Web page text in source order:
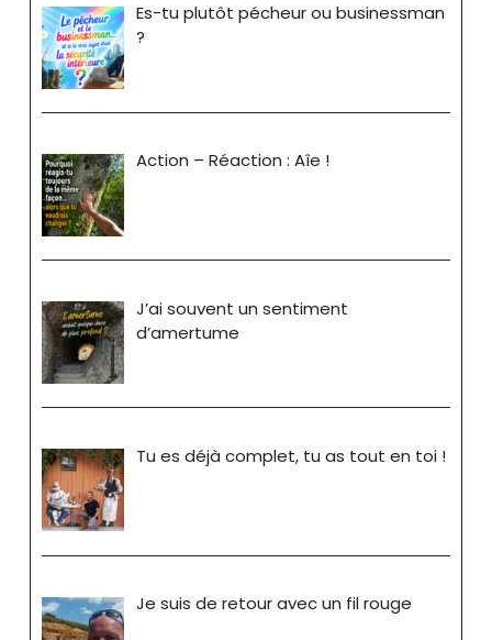
Es-tu plutôt pécheur ou businessman
?
Action – Réaction : Aîe !
J’ai souvent un sentiment
d’amertume
Tu es déjà complet, tu as tout en toi !
Je suis de retour avec un fil rouge